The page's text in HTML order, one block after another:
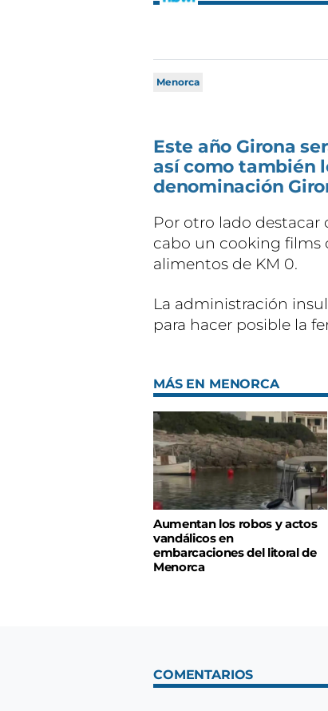
Menorca
Este año Girona
así como también
denominación
Por otro lado destacar
cabo un cooking films
alimentos de KM 0.
La administración
para hacer posible la
MÁS EN MENORCA
Aumentan los robos y actos
vandálicos en
embarcaciones del litoral de
Menorca
COMENTARIOS